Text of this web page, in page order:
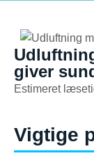
giver
Estimeret
Vigtige